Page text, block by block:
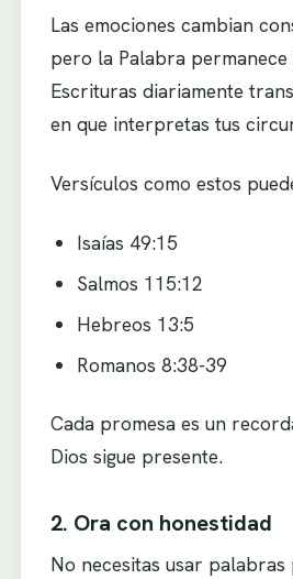
Las emociones cambian
pero la Palabra permanece
Escrituras diariamente
en que interpretas tus
Versículos como estos
Isaías 49:15
Salmos 115:12
Hebreos 13:5
Romanos 8:38-39
Cada promesa es un
Dios sigue presente.
2. Ora con honestidad
No necesitas usar palabras